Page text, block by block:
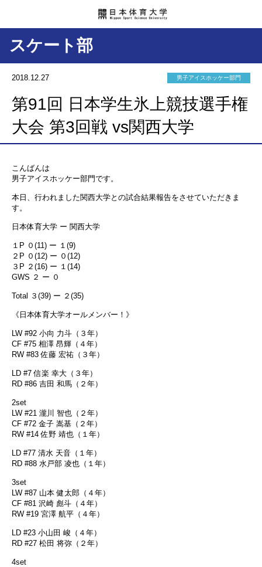
スケート部
2018.12.27 男子アイスホッケー部門
第91回 日本学生氷上競技選手権
大会 第3回戦 vs関西大学
こんばんは
男子アイスホッケー部門です。
本日、行われました関西大学との試合結果報告をさせていただきま
す。
日本体育大学 ー 関西大学
１P ０(11) ー １(9)
２P ０(12) ー ０(12)
３P ２(16) ー １(14)
GWS ２ ー ０
Total ３(39) ー ２(35)
《日本体育大学オールメンバー！》
LW #92 小向 力斗（３年）
CF #75 相澤 昂輝（４年）
RW #83 佐藤 宏祐（３年）
LD #7 信楽 幸大（３年）
RD #86 吉田 和馬（２年）
2set
LW #21 瀧川 智也（２年）
CF #72 金子 嵩基（２年）
RW #14 佐野 靖也（１年）
LD #77 清水 天音（１年）
RD #88 水戸部 凌也（１年）
3set
LW #87 山本 健太郎（４年）
CF #81 沢崎 彪斗（４年）
RW #19 宮澤 航平（４年）
LD #23 小山田 峻（４年）
RD #27 松田 将弥（２年）
4set